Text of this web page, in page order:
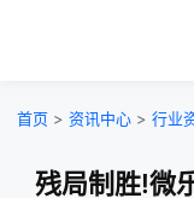
首页 > 资讯中心 > 行业
残局制胜!微